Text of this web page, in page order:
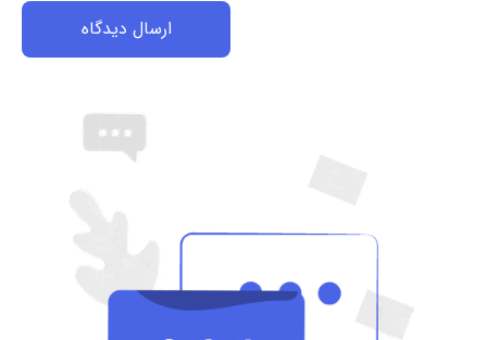
ارسال دیدگاه